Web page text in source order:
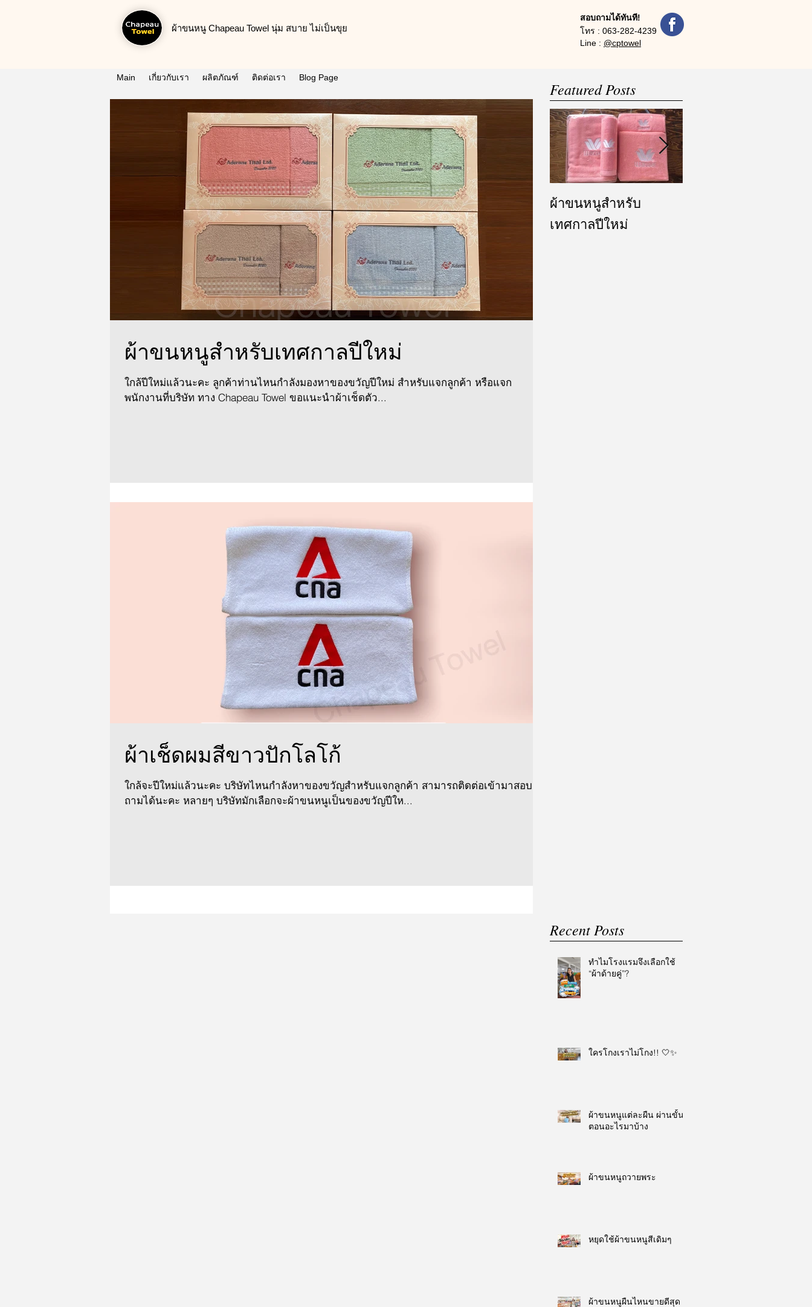
ผ้าขนหนู Chapeau Towel นุ่ม สบาย ไม่เป็นขุย
สอบถามได้ทันที!
โทร : 063-282-4239
Line : @cptowel
Main เกี่ยวกับเรา ผลิตภัณฑ์ ติดต่อเรา Blog Page
ผ้าขนหนูสำหรับเทศกาลปีใหม่
ใกล้ปีใหม่แล้วนะคะ ลูกค้าท่านไหนกำลังมองหาของขวัญปีใหม่ สำหรับแจกลูกค้า หรือแจก
พนักงานที่บริษัท ทาง Chapeau Towel ขอแนะนำผ้าเช็ดตัว...
ผ้าเช็ดผมสีขาวปักโลโก้
ใกล้จะปีใหม่แล้วนะคะ บริษัทไหนกำลังหาของขวัญสำหรับแจกลูกค้า สามารถติดต่อเข้ามาสอบ
ถามได้นะคะ หลายๆ บริษัทมักเลือกจะผ้าขนหนูเป็นของขวัญปีให...
Featured Posts
ผ้าขนหนูสำหรับ
เทศกาลปีใหม่
Recent Posts
ทำไมโรงแรมจึงเลือกใช้
“ผ้าด้ายคู่”?
ใครโกงเราไม่โกง!! 🤍✨
ผ้าขนหนูแต่ละผืน ผ่านขั้น
ตอนอะไรมาบ้าง
ผ้าขนหนูถวายพระ
หยุดใช้ผ้าขนหนูสีเดิมๆ
ผ้าขนหนูผืนไหนขายดีสุด